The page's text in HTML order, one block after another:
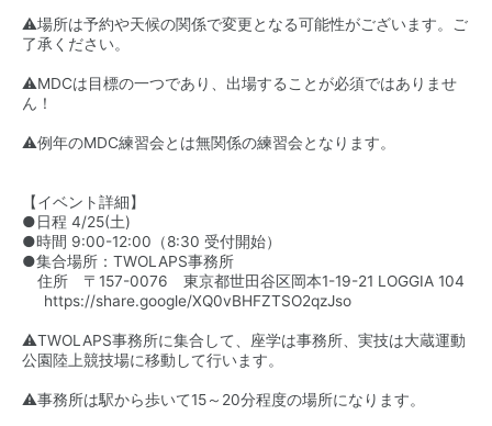
⚠️場所は予約や天候の関係で変更となる可能性がございます。ご
了承ください。
⚠️MDCは目標の一つであり、出場することが必須ではありませ
ん！
⚠️例年のMDC練習会とは無関係の練習会となります。
【イベント詳細】
●日程 4/25(土)
●時間 9:00-12:00（8:30 受付開始）
●集合場所：TWOLAPS事務所
住所 〒157-0076 東京都世田谷区岡本1-19-21 LOGGIA 104
https://share.google/XQ0vBHFZTSO2qzJso
⚠️TWOLAPS事務所に集合して、座学は事務所、実技は大蔵運動
公園陸上競技場に移動して行います。
⚠️事務所は駅から歩いて15～20分程度の場所になります。